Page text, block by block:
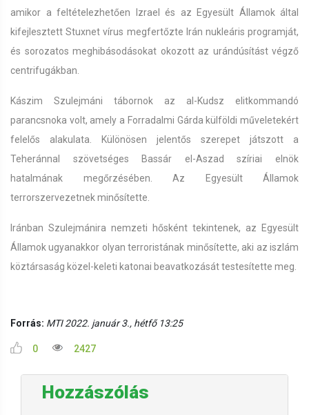
amikor a feltételezhetően Izrael és az Egyesült Államok által
kifejlesztett Stuxnet vírus megfertőzte Irán nukleáris programját,
és sorozatos meghibásodásokat okozott az urándúsítást végző
centrifugákban.
Kászim Szulejmáni tábornok az al-Kudsz elitkommandó
parancsnoka volt, amely a Forradalmi Gárda külföldi műveletekért
felelős alakulata. Különösen jelentős szerepet játszott a
Teheránnal szövetséges Bassár el-Aszad szíriai elnök
hatalmának megőrzésében. Az Egyesült Államok
terrorszervezetnek minősítette.
Iránban Szulejmánira nemzeti hősként tekintenek, az Egyesült
Államok ugyanakkor olyan terroristának minősítette, aki az iszlám
köztársaság közel-keleti katonai beavatkozását testesítette meg.
Forrás: MTI 2022. január 3., hétfő 13:25
0 2427
Hozzászólás